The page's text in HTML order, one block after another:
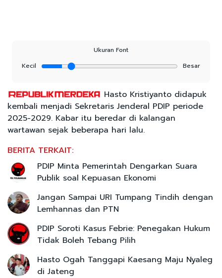
Ukuran Font
Kecil
Besar
Hasto Kristiyanto didapuk
kembali menjadi Sekretaris Jenderal PDIP periode
2025-2029. Kabar itu beredar di kalangan
wartawan sejak beberapa hari lalu.
BERITA TERKAIT:
PDIP Minta Pemerintah Dengarkan Suara
Publik soal Kepuasan Ekonomi
Jangan Sampai URI Tumpang Tindih dengan
Lemhannas dan PTN
PDIP Soroti Kasus Febrie: Penegakan Hukum
Tidak Boleh Tebang Pilih
Hasto Ogah Tanggapi Kaesang Maju Nyaleg
di Jateng